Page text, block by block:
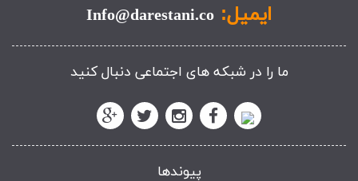
ایمیل: Info@darestani.co
ما را در شبکه های اجتماعی دنبال کنید
پیوندها